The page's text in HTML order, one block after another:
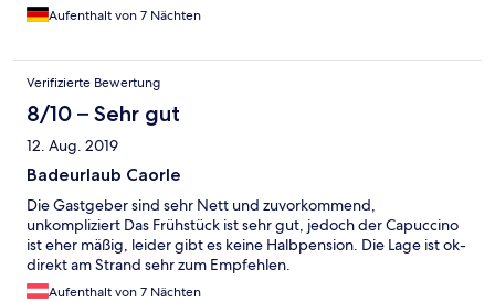
Aufenthalt von 7 Nächten
Verifizierte Bewertung
8/10 – Sehr gut
12. Aug. 2019
Badeurlaub Caorle
Die Gastgeber sind sehr Nett und zuvorkommend,
unkompliziert Das Frühstück ist sehr gut, jedoch der Capuccino
ist eher mäßig, leider gibt es keine Halbpension. Die Lage ist ok-
direkt am Strand sehr zum Empfehlen.
Aufenthalt von 7 Nächten